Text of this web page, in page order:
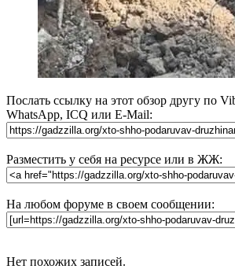
Послать ссылку на этот обзор другу по
WhatsApp, ICQ или E-Mail:
Разместить у себя на ресурсе или в ЖЖ:
На любом форуме в своем сообщении:
Нет похожих записей.